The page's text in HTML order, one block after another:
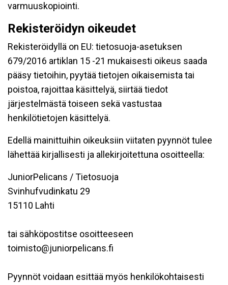
varmuuskopiointi.
Rekisteröidyn oikeudet
Rekisteröidyllä on EU: tietosuoja-asetuksen
679/2016 artiklan 15 -21 mukaisesti oikeus saada
pääsy tietoihin, pyytää tietojen oikaisemista tai
poistoa, rajoittaa käsittelyä, siirtää tiedot
järjestelmästä toiseen sekä vastustaa
henkilötietojen käsittelyä.
Edellä mainittuihin oikeuksiin viitaten pyynnöt tulee
lähettää kirjallisesti ja allekirjoitettuna osoitteella:
JuniorPelicans / Tietosuoja
Svinhufvudinkatu 29
15110 Lahti
tai sähköpostitse osoitteeseen
toimisto@juniorpelicans.fi
Pyynnöt voidaan esittää myös henkilökohtaisesti